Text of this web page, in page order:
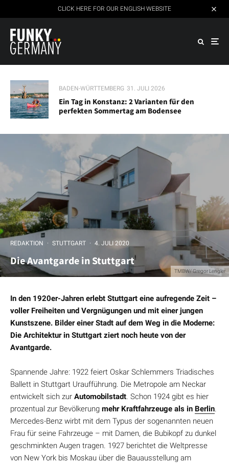
CLICK HERE FOR OUR ENGLISH WEBSITE
BADEN-WÜRTTEMBERG 31. JULI 2026
Ein Tag in Konstanz: 2 Varianten für den
perfekten Sommertag am Bodensee
TMBW/ Gregor Lengler
REDAKTION · STUTTGART · 4. JULI 2020
Die Avantgarde in Stuttgart
In den 1920er-Jahren erlebt Stuttgart eine aufregende Zeit –
voller Freiheiten und Vergnügungen und mit einer jungen
Kunstszene. Bilder einer Stadt auf dem Weg in die Moderne:
Die Architektur in Stuttgart ziert noch heute von der
Avantgarde.
Spannende Jahre: 1922 feiert Oskar Schlemmers Triadisches
Ballett in Stuttgart Uraufführung. Die Metropole am Neckar
entwickelt sich zur Automobilstadt. Schon 1924 gibt es hier
prozentual zur Bevölkerung mehr Kraftfahrzeuge als in Berlin.
Mercedes-Benz wirbt mit dem Typus der sogenannten neuen
Frau für seine Fahrzeuge – mit Damen, die Bubikopf zu dunkel
geschminkten Augen tragen. 1927 berichtet die Weltpresse
von New York bis Moskau über die Bauausstellung am